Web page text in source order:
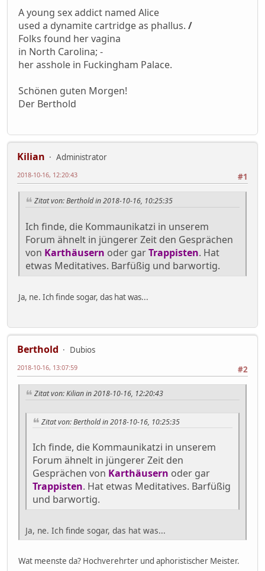
A young sex addict named Alice
used a dynamite cartridge as phallus. /
Folks found her vagina
in North Carolina; -
her asshole in Fuckingham Palace.
Schönen guten Morgen!
Der Berthold
Kilian
Administrator
#1
2018-10-16, 12:20:43
Zitat von: Berthold in 2018-10-16, 10:25:35
Ich finde, die Kommaunikatzi in unserem
Forum ähnelt in jüngerer Zeit den Gesprächen
von Karthäusern oder garTrappisten. Hat
etwas Meditatives. Barfüßig und barwortig.
Ja, ne. Ich finde sogar, das hat was...
Berthold
Dubios
#2
2018-10-16, 13:07:59
Zitat von: Kilian in 2018-10-16, 12:20:43
Zitat von: Berthold in 2018-10-16, 10:25:35
Ich finde, die Kommaunikatzi in unserem
Forum ähnelt in jüngerer Zeit den
Gesprächen von Karthäusern oder gar
Trappisten. Hat etwas Meditatives. Barfüßig
und barwortig.
Ja, ne. Ich finde sogar, das hat was...
Wat meenste da? Hochverehrter und aphoristischer Meister.